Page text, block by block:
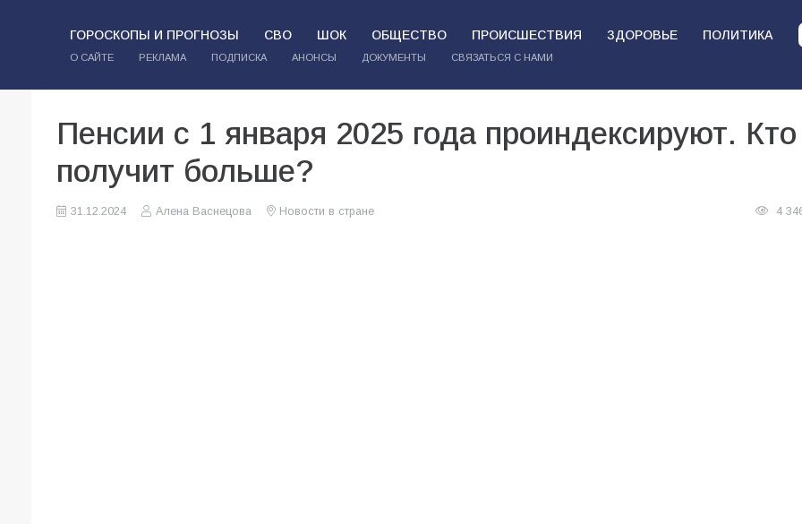
ГОРОСКОПЫ И ПРОГНОЗЫ СВО ШОК ОБЩЕСТВО ПРОИСШЕСТВИЯ ЗДОРОВЬЕ ПОЛИТИКА
О САЙТЕ РЕКЛАМА ПОДПИСКА АНОНСЫ ДОКУМЕНТЫ СВЯЗАТЬСЯ С НАМИ
Пенсии с 1 января 2025 года проиндексируют. Кто
получит больше?
31.12.2024 Алена Васнецова Новости в стране 4